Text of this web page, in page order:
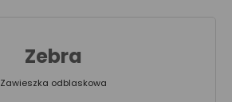
Zebra
Zawieszka odblaskowa